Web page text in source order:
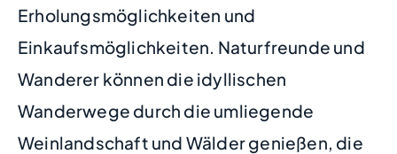
Erholungsmöglichkeiten und
Einkaufsmöglichkeiten. Naturfreunde und
Wanderer können die idyllischen
Wanderwege durch die umliegende
Weinlandschaft und Wälder genießen, die